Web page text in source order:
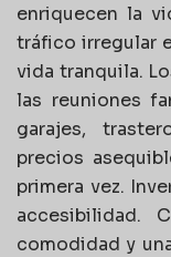
enriquecen la
tráfico irregular
vida tranquila.
las reuniones
garajes,
precios
primera vez.
accesibilidad.
comodidad y